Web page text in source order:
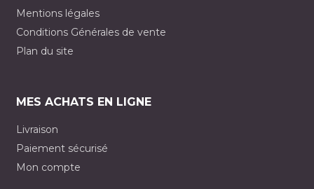
Mentions légales
Conditions Générales de vente
Plan du site
MES ACHATS EN LIGNE
Livraison
Paiement sécurisé
Mon compte